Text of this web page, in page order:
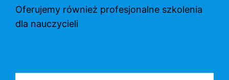
Oferujemy również profesjonalne szkolenia
dla nauczycieli